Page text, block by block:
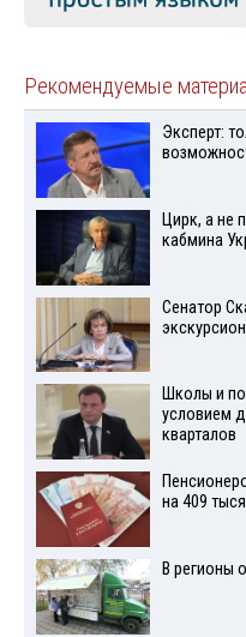
Рекомендуемые
Эксперт:
Цирк, а не
кабмина
Сенатор
Школы и
условием
кварталов
на 409
В регионы